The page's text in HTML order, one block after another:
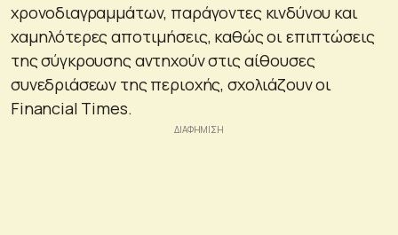
χρονοδιαγραμμάτων, παράγοντες κινδύνου και
χαμηλότερες αποτιμήσεις, καθώς οι επιπτώσεις
της σύγκρουσης αντηχούν στις αίθουσες
συνεδριάσεων της περιοχής, σχολιάζουν οι
Financial Times.